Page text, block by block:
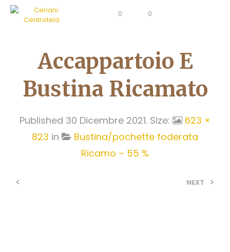
0 0
Accappartoio E
Bustina Ricamato
Published 30 Dicembre 2021. Size:
623 ×
823 in
Bustina/pochette foderata
Ricamo – 55 %
< NEXT >